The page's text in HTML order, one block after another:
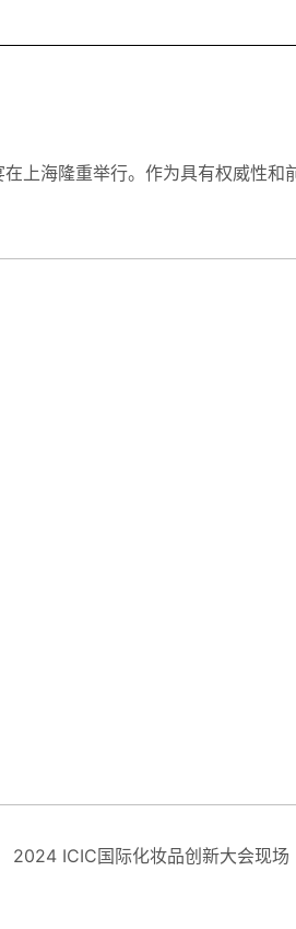
上海隆重举行。作为具有权威性
2024 ICIC国际化妆品创新大会现场